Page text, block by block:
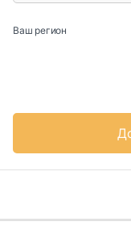
Ваш регион